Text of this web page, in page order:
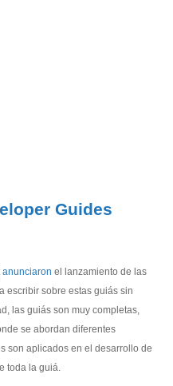
Guides
anunciaron el lanzamiento de las
escribir sobre estas guiás sin
las guiás son muy completas,
se abordan diferentes
son aplicados en el desarrollo de
toda la guiá.